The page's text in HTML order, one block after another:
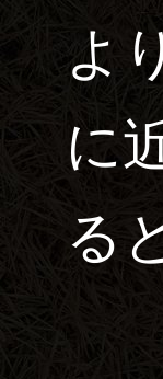
よ
に
る